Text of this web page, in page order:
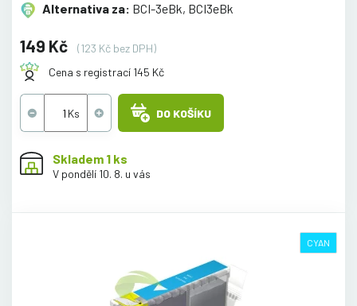
Alternativa za: BCI-3eBk, BCI3eBk
149 Kč
(123 Kč bez DPH)
Cena s registrací 145 Kč
DO KOŠÍKU
Skladem 1 ks
V pondělí 10. 8. u vás
CYAN